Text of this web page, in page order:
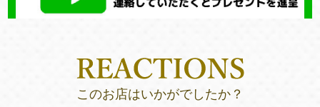
このお店はいかがでしたか？